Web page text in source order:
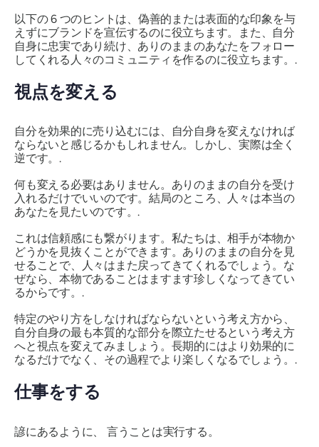
以下の 6 つのヒントは、偽善的または表面的な印象を与
えずにブランドを宣伝するのに役立ちます。また、自分
自身に忠実であり続け、ありのままのあなたをフォロー
してくれる人々のコミュニティを作るのに役立ちます。.
視点を変える
自分を効果的に売り込むには、自分自身を変えなければ
ならないと感じるかもしれません。しかし、実際は全く
逆です。.
何も変える必要はありません。ありのままの自分を受け
入れるだけでいいのです。結局のところ、人々は本当の
あなたを見たいのです。.
これは信頼感にも繋がります。私たちは、相手が本物か
どうかを見抜くことができます。ありのままの自分を見
せることで、人々はまた戻ってきてくれるでしょう。な
ぜなら、本物であることはますます珍しくなってきてい
るからです。.
特定のやり方をしなければならないという考え方から、
自分自身の最も本質的な部分を際立たせるという考え方
へと視点を変えてみましょう。長期的にはより効果的に
なるだけでなく、その過程でより楽しくなるでしょう。.
仕事をする
諺にあるように、 言うことは実行する 。